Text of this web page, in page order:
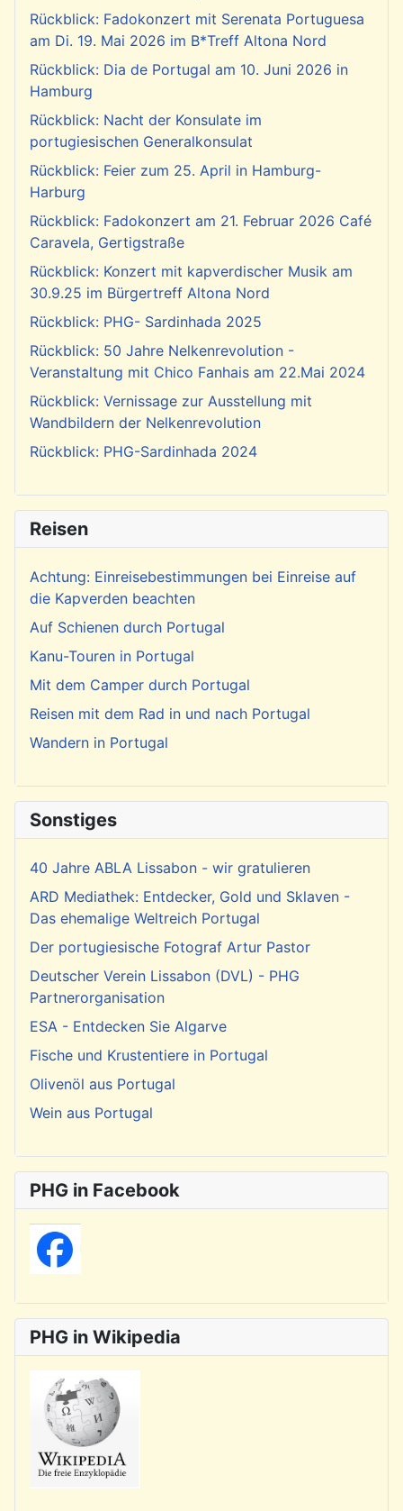
Rückblick: Fadokonzert mit Serenata Portuguesa
am Di. 19. Mai 2026 im B*Treff Altona Nord
Rückblick: Dia de Portugal am 10. Juni 2026 in
Hamburg
Rückblick: Nacht der Konsulate im
portugiesischen Generalkonsulat
Rückblick: Feier zum 25. April in Hamburg-
Harburg
Rückblick: Fadokonzert am 21. Februar 2026 Café
Caravela, Gertigstraße
Rückblick: Konzert mit kapverdischer Musik am
30.9.25 im Bürgertreff Altona Nord
Rückblick: PHG- Sardinhada 2025
Rückblick: 50 Jahre Nelkenrevolution -
Veranstaltung mit Chico Fanhais am 22.Mai 2024
Rückblick: Vernissage zur Ausstellung mit
Wandbildern der Nelkenrevolution
Rückblick: PHG-Sardinhada 2024
Reisen
Achtung: Einreisebestimmungen bei Einreise auf
die Kapverden beachten
Auf Schienen durch Portugal
Kanu-Touren in Portugal
Mit dem Camper durch Portugal
Reisen mit dem Rad in und nach Portugal
Wandern in Portugal
Sonstiges
40 Jahre ABLA Lissabon - wir gratulieren
ARD Mediathek: Entdecker, Gold und Sklaven -
Das ehemalige Weltreich Portugal
Der portugiesische Fotograf Artur Pastor
Deutscher Verein Lissabon (DVL) - PHG
Partnerorganisation
ESA - Entdecken Sie Algarve
Fische und Krustentiere in Portugal
Olivenöl aus Portugal
Wein aus Portugal
PHG in Facebook
PHG in Wikipedia